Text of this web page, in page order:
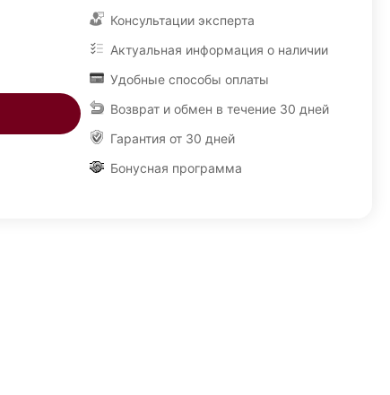
Консультации эксперта
Актуальная информация о наличии
Удобные способы оплаты
Возврат и обмен в течение 30 дней
Гарантия от 30 дней
Бонусная программа